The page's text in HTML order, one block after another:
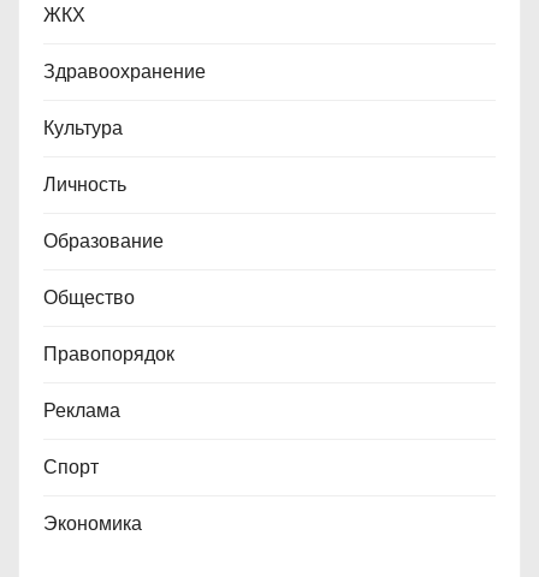
ЖКХ
Здравоохранение
Культура
Личность
Образование
Общество
Правопорядок
Реклама
Спорт
Экономика